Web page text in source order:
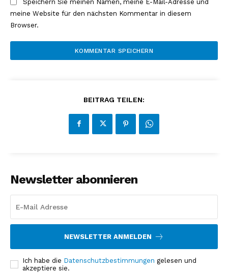
Speichern Sie meinen Namen, meine E-Mail-Adresse und
meine Website für den nächsten Kommentar in diesem
Browser.
BEITRAG TEILEN:
Newsletter abonnieren
NEWSLETTER ANMELDEN
Ich habe die Datenschutzbestimmungen gelesen und
akzeptiere sie.